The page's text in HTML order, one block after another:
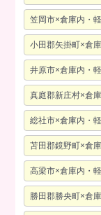
笠岡市×倉庫内・
小田郡矢掛町×倉
井原市×倉庫内・
真庭郡新庄村×倉
総社市×倉庫内・
苫田郡鏡野町×倉
高梁市×倉庫内・
勝田郡勝央町×倉